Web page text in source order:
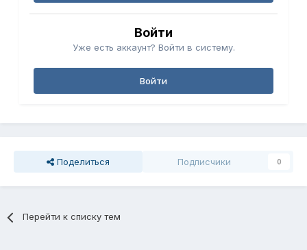
Войти
Уже есть аккаунт? Войти в систему.
Войти
Поделиться Подписчики 0
Перейти к списку тем